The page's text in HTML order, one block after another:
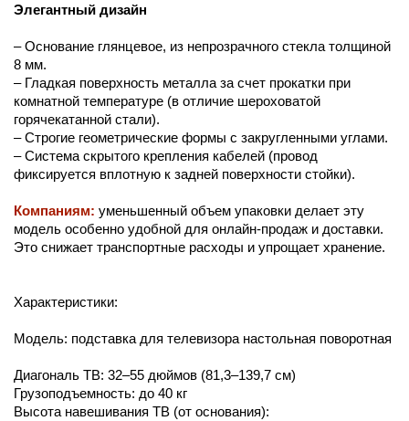
Элегантный дизайн
– Основание глянцевое, из непрозрачного стекла толщиной
8 мм.
– Гладкая поверхность металла за счет прокатки при
комнатной температуре (в отличие шероховатой
горячекатанной стали).
– Строгие геометрические формы с закругленными углами.
– Система скрытого крепления кабелей (провод
фиксируется вплотную к задней поверхности стойки).
Компаниям: уменьшенный объем упаковки делает эту
модель особенно удобной для онлайн-продаж и доставки.
Это снижает транспортные расходы и упрощает хранение.
Характеристики:
Модель: подставка для телевизора настольная поворотная
Диагональ ТВ: 32–55 дюймов (81,3–139,7 см)
Грузоподъемность: до 40 кг
Высота навешивания ТВ (от основания):